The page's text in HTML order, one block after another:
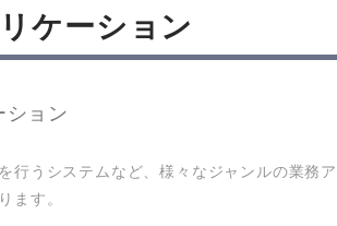
ケーション
ション
行うシステムなど、様々なジャンルの業務ア
ます。